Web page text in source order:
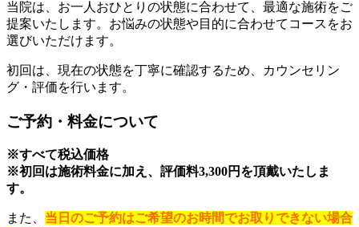
当院は、お一人おひとりの状態に合わせて、最適な施術をご
提案いたします。お悩みの状態や目的に合わせてコースをお
選びいただけます。
初回は、現在の状態を丁寧に確認するため、カウンセリン
グ・評価を行います。
ご予約・料金について
※すべて税込価格
※初回は施術料金に加え、評価料3,300円を頂戴いたしま
す。
また、 当日のご予約はご希望のお時間でお取りできない場合